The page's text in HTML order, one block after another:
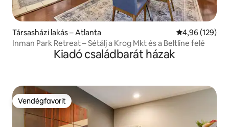
Társasházi lakás – Atlanta Átlagos
4,96 (129)
Inman Park Retreat – Sétálj a Krog Mkt és a Beltline felé
Kiadó családbarát házak
Vendégfavorit
Vendégfavorit